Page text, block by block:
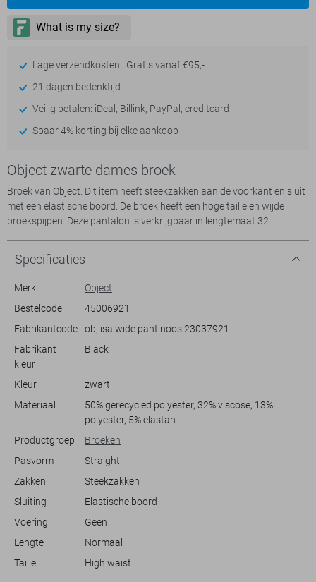
Lage verzendkosten | Gratis vanaf €95,-
21 dagen bedenktijd
Veilig betalen: iDeal, Billink, PayPal, creditcard
Spaar 4% korting bij elke aankoop
Object zwarte dames broek
Broek van Object. Dit item heeft steekzakken aan de voorkant en sluit
met een elastische boord. De broek heeft een hoge taille en wijde
broekspijpen. Deze pantalon is verkrijgbaar in lengtemaat 32.
Specificaties
Merk
Object
Bestelcode
45006921
Fabrikantcode
objlisa wide pant noos 23037921
Fabrikant
kleur
Black
Kleur
zwart
Materiaal
50% gerecycled polyester, 32% viscose, 13%
polyester, 5% elastan
Productgroep
Broeken
Pasvorm
Straight
Zakken
Steekzakken
Sluiting
Elastische boord
Voering
Geen
Lengte
Normaal
Taille
High waist